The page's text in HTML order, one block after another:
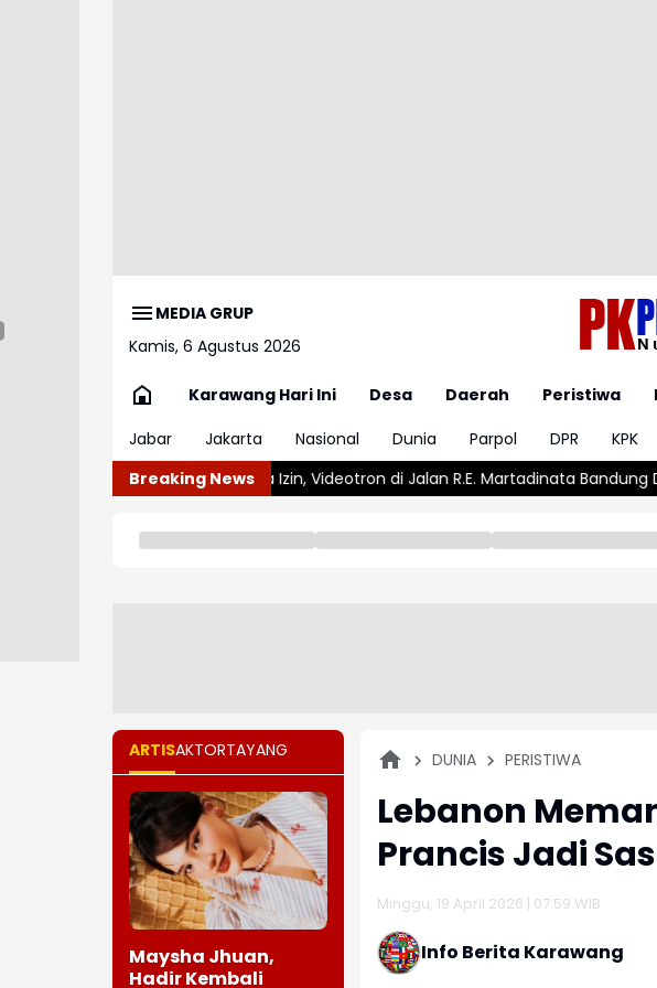
MEDIA GRUP
Kamis, 6 Agustus 2026
Karawang Hari Ini Desa Daerah Peristiwa
Jabar
Jakarta Nasional Dunia Parpol DPR KPK
Breaking News
Tanpa Izin, Videotron di Jalan R.E. Martadinata Bandung Disegel Ratusan
ARTISAKTORTAYANG
Maysha Jhuan,
Hadir Kembali
DUNIA PERISTIWA
Lebanon
Prancis Jadi
Minggu, 19 April 2026 | 07:59 WIB
Info Berita Karawang